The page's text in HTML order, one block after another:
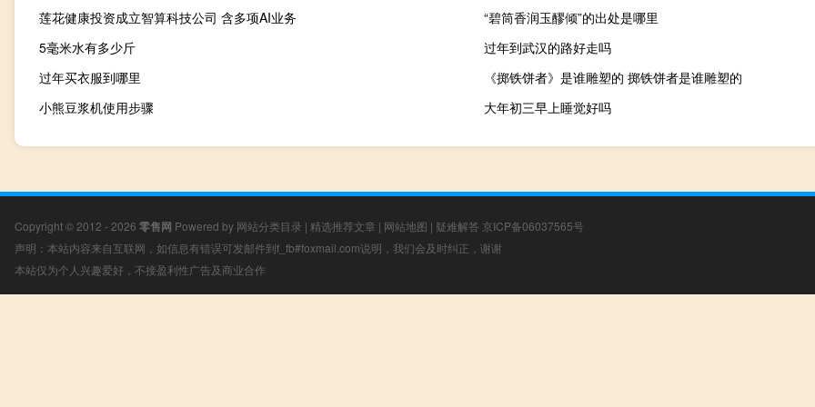
莲花健康投资成立智算科技公司 含多项AI业务
“碧筒香润玉醪倾”的出处是哪里
5毫米水有多少斤
过年到武汉的路好走吗
过年买衣服到哪里
《掷铁饼者》是谁雕塑的 掷铁饼者是谁雕塑的
小熊豆浆机使用步骤
大年初三早上睡觉好吗
Copyright © 2012 - 2026 零售网 Powered by 网站分类目录 | 精选推荐文章 | 网站地图 | 疑难解答 京ICP备06037565号
声明：本站内容来自互联网，如信息有错误可发邮件到f_fb#foxmail.com说明，我们会及时纠正，谢谢
本站仅为个人兴趣爱好，不接盈利性广告及商业合作